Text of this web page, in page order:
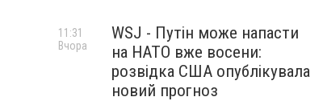
WSJ - Путін може напасти
на НАТО вже восени:
розвідка США опублікувала
новий прогноз
11:31
Вчора